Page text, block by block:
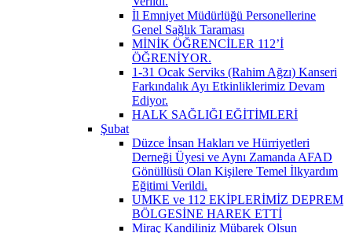
İl Emniyet Müdürlüğü Personellerine
Genel Sağlık Taraması
MİNİK ÖĞRENCİLER 112’İ
ÖĞRENİYOR.
1-31 Ocak Serviks (Rahim Ağzı) Kanseri
Farkındalık Ayı Etkinliklerimiz Devam
Ediyor.
HALK SAĞLIĞI EĞİTİMLERİ
Şubat
Düzce İnsan Hakları ve Hürriyetleri
Derneği Üyesi ve Aynı Zamanda AFAD
Gönüllüsü Olan Kişilere Temel İlkyardım
Eğitimi Verildi.
UMKE ve 112 EKİPLERİMİZ DEPREM
BÖLGESİNE HAREK ETTİ
Miraç Kandiliniz Mübarek Olsun